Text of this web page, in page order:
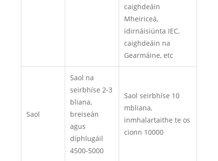
caighdeáin
Mheiriceá,
idirnáisiúnta IEC,
caighdeáin na
Gearmáine, etc
Saol
Saol na
seirbhíse 2-3
bliana,
breiseán
agus
díphlugáil
4500-5000
Saol seirbhíse 10
mbliana,
inmhalartaithe te os
cionn 10000